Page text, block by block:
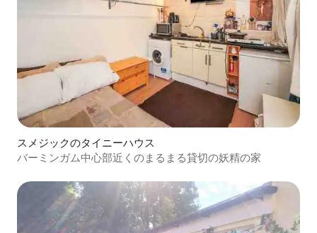
スメジックのタイニーハウス
バーミンガム中心部近くのまるまる貸切の妖精の家